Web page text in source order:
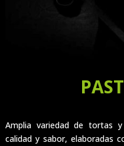
Amplia variedad de tortas
calidad y sabor, elaboradas